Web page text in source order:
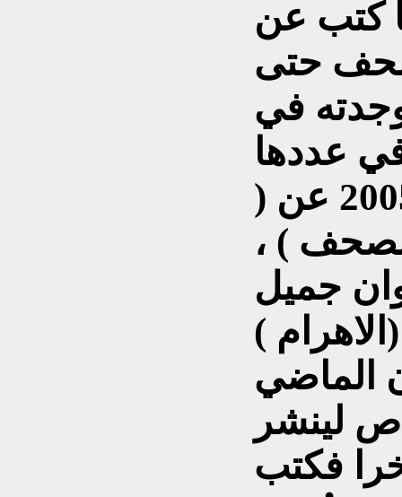
كتب عن
حتى
وجدته في
عددها
الصادر في 30-10-2005 عن (
) ،
جميل
)
الماضي
لينشر
فكتب